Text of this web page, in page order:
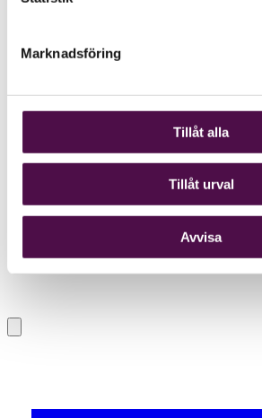
Marknadsföring
Tillåt alla
Tillåt urval
Avvisa